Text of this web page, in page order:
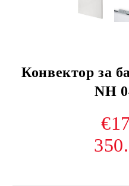
Конвектор за
NH